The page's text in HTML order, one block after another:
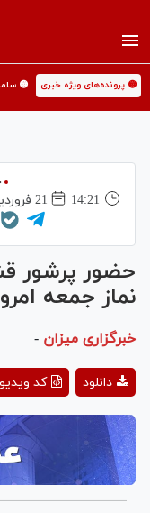
🟡 پرونده‌های ویژه خبری 🟡
14:21
21 فروردين 1405
حضور پرشور
نماز جمعه
خبرگزاری میزان -
کد ویدیو دانلود